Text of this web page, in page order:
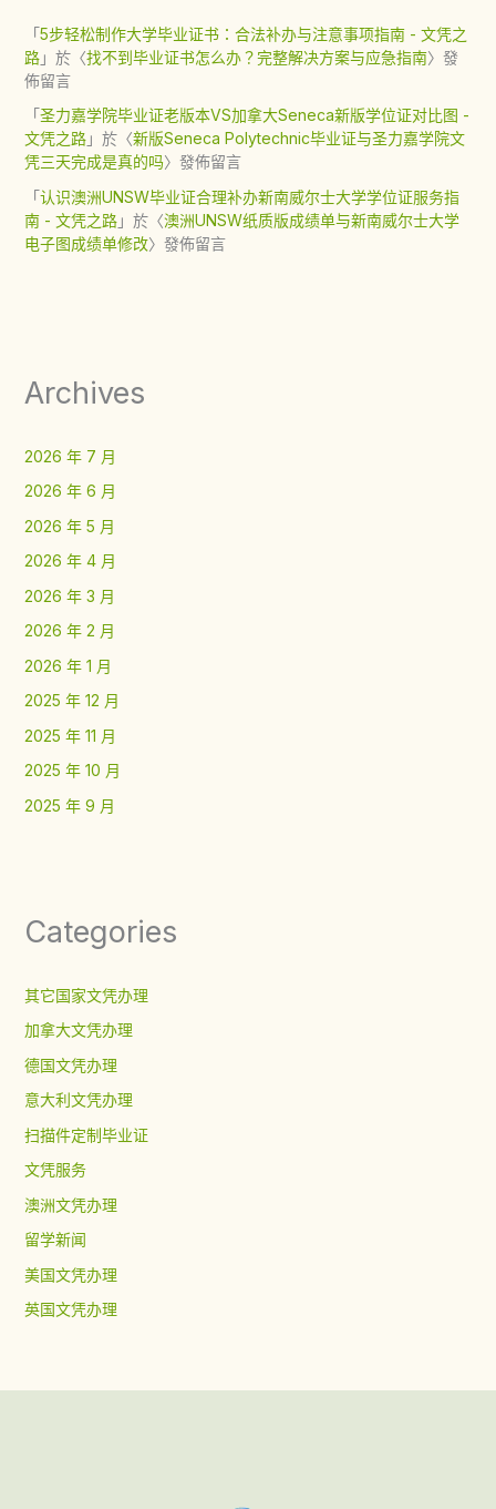
「5步轻松制作大学毕业证书：合法补办与注意事项指南 - 文凭之
路」於〈找不到毕业证书怎么办？完整解决方案与应急指南〉發
佈留言
「圣力嘉学院毕业证老版本VS加拿大Seneca新版学位证对比图 -
文凭之路」於〈新版Seneca Polytechnic毕业证与圣力嘉学院文
凭三天完成是真的吗〉發佈留言
「认识澳洲UNSW毕业证合理补办新南威尔士大学学位证服务指
南 - 文凭之路」於〈澳洲UNSW纸质版成绩单与新南威尔士大学
电子图成绩单修改〉發佈留言
Archives
2026 年 7 月
2026 年 6 月
2026 年 5 月
2026 年 4 月
2026 年 3 月
2026 年 2 月
2026 年 1 月
2025 年 12 月
2025 年 11 月
2025 年 10 月
2025 年 9 月
Categories
其它国家文凭办理
加拿大文凭办理
德国文凭办理
意大利文凭办理
扫描件定制毕业证
文凭服务
澳洲文凭办理
留学新闻
美国文凭办理
英国文凭办理